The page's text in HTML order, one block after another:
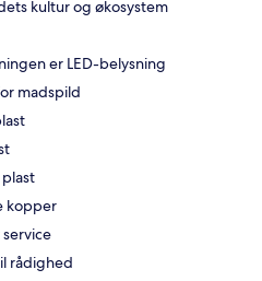
kultur og økosystem
er LED-belysning
madspild
kopper
rådighed